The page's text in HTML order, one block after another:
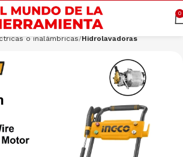
0
o inalámbricas Hidrolavadoras
productos… CONSULTAR